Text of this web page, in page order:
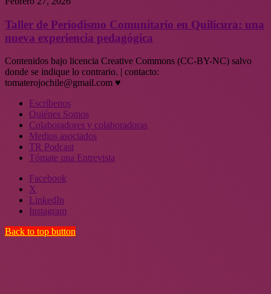
Taller de Periodismo Comunitario en Quilicura: una
nueva experiencia pedagógica
Contenidos bajo licencia Creative Commons (CC-BY-NC) salvo
donde se indique lo contrario. | contacto:
tomaterojochile@gmail.com ♥
Escríbenos
Quiénes Somos
Colaboradores y colaboradoras
Medios asociados
TR Podcast
Tómate una Entrevista
Facebook
X
LinkedIn
Instagram
Back to top button